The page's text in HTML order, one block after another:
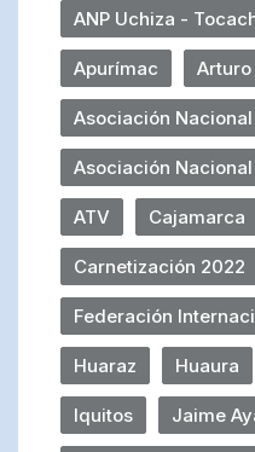
ANP Uchiza -
Apurímac Arturo
Asociación
Asociación
ATV Cajamarca
Carnetización 2022
Federación
Huaraz Huaura
Iquitos Jaime